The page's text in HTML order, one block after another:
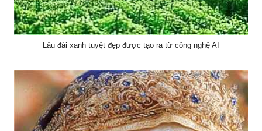
Lâu đài xanh tuyệt đẹp được tạo ra từ công nghệ AI